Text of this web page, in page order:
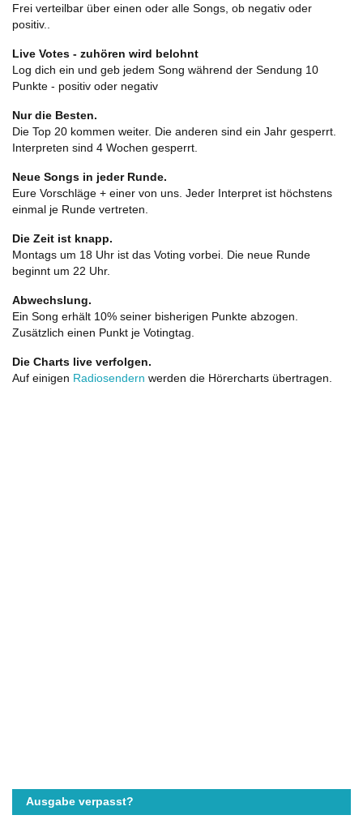
Frei verteilbar über einen oder alle Songs, ob negativ oder
positiv..
Live Votes - zuhören wird belohnt
Log dich ein und geb jedem Song während der Sendung 10
Punkte - positiv oder negativ
Nur die Besten.
Die Top 20 kommen weiter. Die anderen sind ein Jahr gesperrt.
Interpreten sind 4 Wochen gesperrt.
Neue Songs in jeder Runde.
Eure Vorschläge + einer von uns. Jeder Interpret ist höchstens
einmal je Runde vertreten.
Die Zeit ist knapp.
Montags um 18 Uhr ist das Voting vorbei. Die neue Runde
beginnt um 22 Uhr.
Abwechslung.
Ein Song erhält 10% seiner bisherigen Punkte abzogen.
Zusätzlich einen Punkt je Votingtag.
Die Charts live verfolgen.
Auf einigen Radiosendern werden die Hörercharts übertragen.
Ausgabe verpasst?